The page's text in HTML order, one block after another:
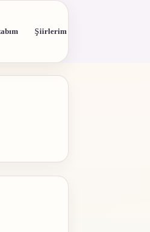
Şiirlerim